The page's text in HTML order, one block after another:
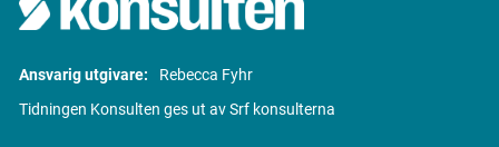
Ansvarig utgivare:
Rebecca Fyhr
Tidningen Konsulten ges ut av Srf konsulterna